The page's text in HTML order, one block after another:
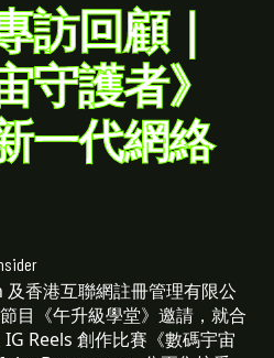
訪回顧｜
守護者》
一代網絡
香港互聯網註冊管理有限公
目《午升級學堂》邀請，就合
Reels 創作比賽《數碼宇宙